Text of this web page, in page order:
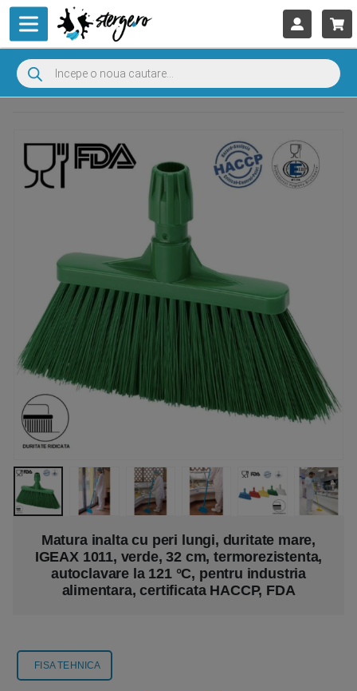
Matura inalta cu peri lungi, duritate mare,
IGEAX 1011, verde, 32 cm, termorezistenta,
autoclavare la 121 °C, pentru industria
alimentara, certificata HACCP, FDA
FISA TEHNICA